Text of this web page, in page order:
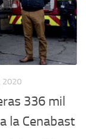
2020
336 mil
la Cenabast